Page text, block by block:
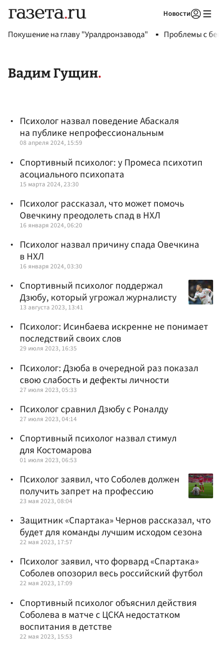
Новости
Покушение на главу "Уралдронзавода" Проблемы с
Вадим Гущин
Психолог назвал поведение Абаскаля
на публике непрофессиональным
08 апреля 2024, 15:59
Спортивный психолог: у Промеса психотип
асоциального психопата
15 марта 2024, 23:30
Психолог рассказал, что может помочь
Овечкину преодолеть спад в НХЛ
16 января 2024, 06:20
Психолог назвал причину спада Овечкина
в НХЛ
16 января 2024, 03:30
Спортивный психолог поддержал
Дзюбу, который угрожал журналисту
13 августа 2023, 13:41
Психолог: Исинбаева искренне не понимает
последствий своих слов
29 июля 2023, 16:35
Психолог: Дзюба в очередной раз показал
свою слабость и дефекты личности
27 июля 2023, 05:33
Психолог сравнил Дзюбу с Роналду
27 июля 2023, 04:14
Спортивный психолог назвал стимул
для Костомарова
01 июля 2023, 06:53
Психолог заявил, что Соболев должен
получить запрет на профессию
23 мая 2023, 08:04
Защитник «Спартака» Чернов рассказал, что
будет для команды лучшим исходом сезона
22 мая 2023, 17:57
Психолог заявил, что форвард «Спартака»
Соболев опозорил весь российский футбол
22 мая 2023, 17:09
Спортивный психолог объяснил действия
Соболева в матче с ЦСКА недостатком
воспитания в детстве
22 мая 2023, 15:53